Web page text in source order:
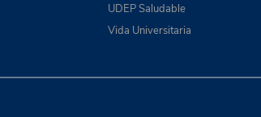
UDEP Saludable
Vida Universitaria